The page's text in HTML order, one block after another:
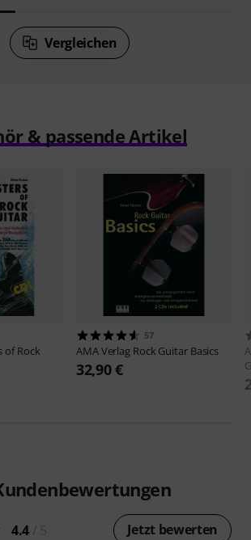
Vergleichen
& passende Artikel
of Rock
57
AMA Verlag Rock Guitar Basics
32,90 €
4.4 Jetzt bewerten